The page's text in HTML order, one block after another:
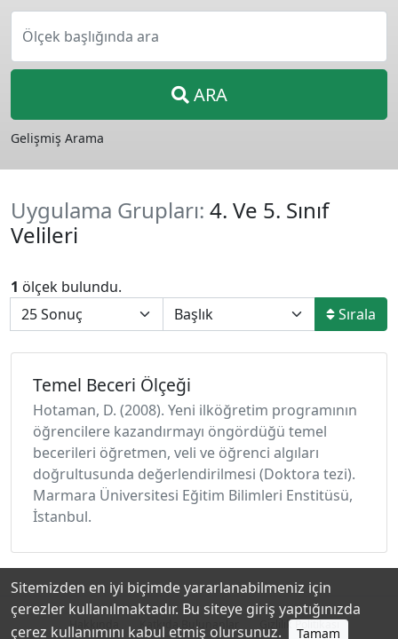
Ölçek başlığında ara
ARA
Gelişmiş Arama
Uygulama Grupları: 4. Ve 5. Sınıf
Velileri
1 ölçek bulundu.
Sırala
Temel Beceri Ölçeği
Hotaman, D. (2008). Yeni ilköğretim programının
öğrencilere kazandırmayı öngördüğü temel
becerileri öğretmen, veli ve öğrenci algıları
doğrultusunda değerlendirilmesi (Doktora tezi).
Marmara Üniversitesi Eğitim Bilimleri Enstitüsü,
İstanbul.
Hakkında Katkıda Bulunanlar Gizlilik Politikası
Sitemizden en iyi biçimde yararlanabilmeniz için
çerezler kullanılmaktadır. Bu siteye giriş yaptığınızda
çerez kullanımını kabul etmiş olursunuz.
Tamam